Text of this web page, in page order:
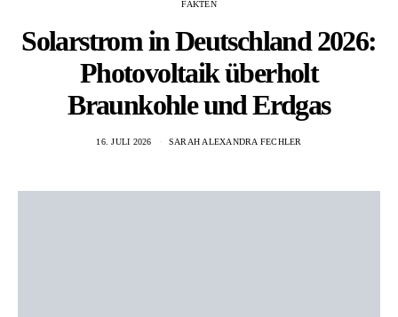
FAKTEN
Solarstrom in Deutschland 2026:
Photovoltaik überholt
Braunkohle und Erdgas
16. JULI 2026 SARAH ALEXANDRA FECHLER